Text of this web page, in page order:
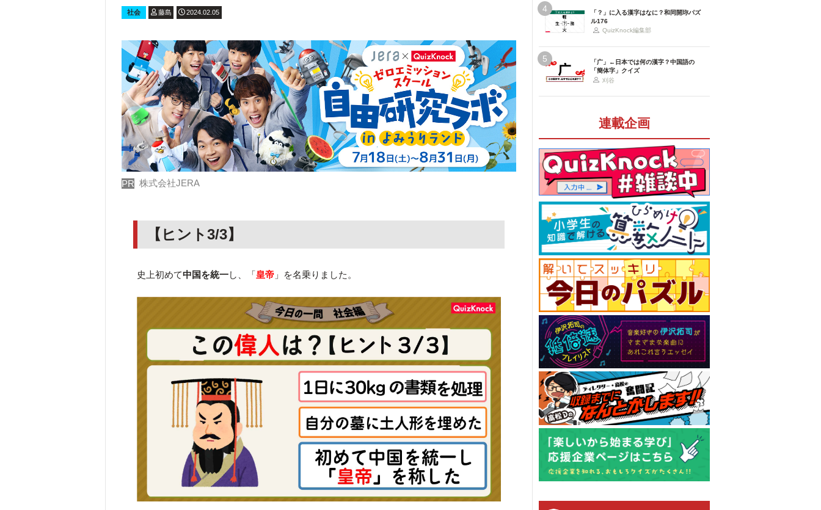
社会 藤島 2024.02.05
PR 株式会社JERA
【ヒント3/3】
史上初めて中国を統一し、「皇帝 」を名乗りました。
4
「？」に入る漢字はなに？和同開珎パズ
ル176
QuizKnock編集部
5
「广」←日本では何の漢字？中国語の
「簡体字」クイズ
刈谷
連載企画